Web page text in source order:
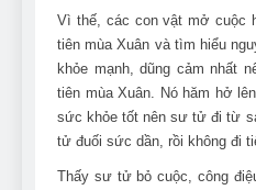
Vì thế, các con vật mở cuộc
tiên mùa Xuân và tìm hiểu
khỏe mạnh, dũng cảm nhất
tiên mùa Xuân. Nó hăm hở
sức khỏe tốt nên sư tử đi từ
tử đuối sức dần, rồi không đi
Thấy sư tử bỏ cuộc, công